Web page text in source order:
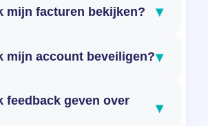
mijn facturen bekijken? ▾
mijn account beveiligen?▾
feedback geven over
▾